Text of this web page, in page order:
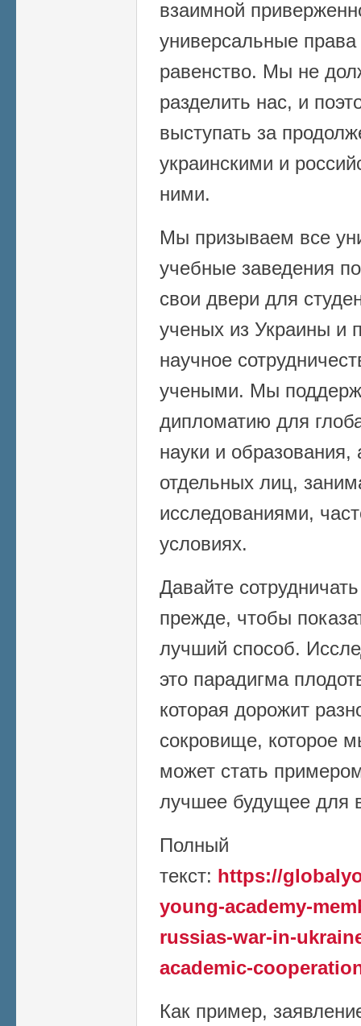
взаимной
универсальные
равенство. Мы не
разделить нас, и
выступать за
украинскими и
ними.
Мы призываем все
учебные заведения
свои двери для
ученых из Украины и
научное
учеными. Мы
дипломатию для
науки и
отдельных лиц,
исследованиями,
условиях.
Давайте
прежде, чтобы
лучший способ.
это парадигма
которая дорожит
сокровище, которое
может стать
лучшее будущее для
Полный
текст: https://
young-academy-
russias-war-in-
academic-
Как пример,